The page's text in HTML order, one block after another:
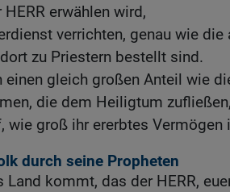
erwählen wird,
verrichten, genau wie die
zu Priestern bestellt sind.
einen gleich großen Anteil wie
die dem Heiligtum
wie groß ihr ererbtes Vermögen
durch seine Propheten
Land kommt, das der HERR,